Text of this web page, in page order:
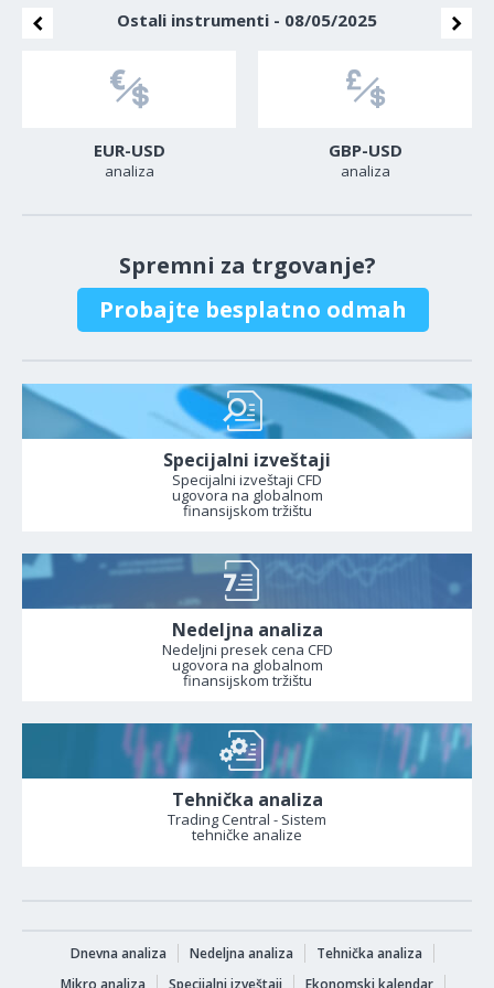
Ostali instrumenti - 08/05/2025
EUR-USD
analiza
GBP-USD
analiza
Spremni za trgovanje?
Probajte besplatno odmah
Specijalni izveštaji
Specijalni izveštaji CFD
ugovora na globalnom
finansijskom tržištu
Nedeljna analiza
Nedeljni presek cena CFD
ugovora na globalnom
finansijskom tržištu
Tehnička analiza
Trading Central - Sistem
tehničke analize
Dnevna analiza Nedeljna analiza
Tehnička analiza
Mikro analiza
Specijalni izveštaji Ekonomski kalendar